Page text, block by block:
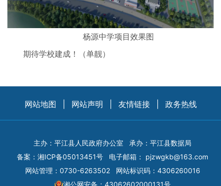
杨源中学项目效果图
期待学校建成！（单靓）
网站地图 网站声明 友情链接 政务热线
主办：平江县人民政府办公室
承办：平江县数据局
备案： 湘ICP备05013451号 电子邮箱： pjzwgkb@163.com
网站管理：0730-6263502
网站标识码：4306260016
湘公网安备：43062602000131号